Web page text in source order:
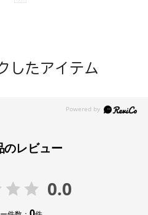
したアイテム
のレビュー
0.0